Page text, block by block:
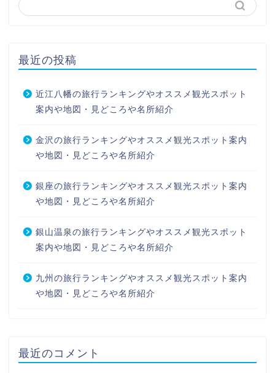
最近の投稿
近江八幡の旅行ランキングやオススメ観光スポット
案内や地図・見どころや名所紹介
金沢の旅行ランキングやオススメ観光スポット案内
や地図・見どころや名所紹介
銀座の旅行ランキングやオススメ観光スポット案内
や地図・見どころや名所紹介
銀山温泉の旅行ランキングやオススメ観光スポット
案内や地図・見どころや名所紹介
九州の旅行ランキングやオススメ観光スポット案内
や地図・見どころや名所紹介
最近のコメント